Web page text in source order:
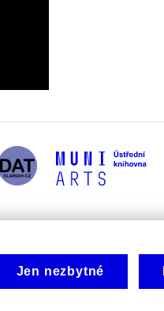
Jen nezbytné